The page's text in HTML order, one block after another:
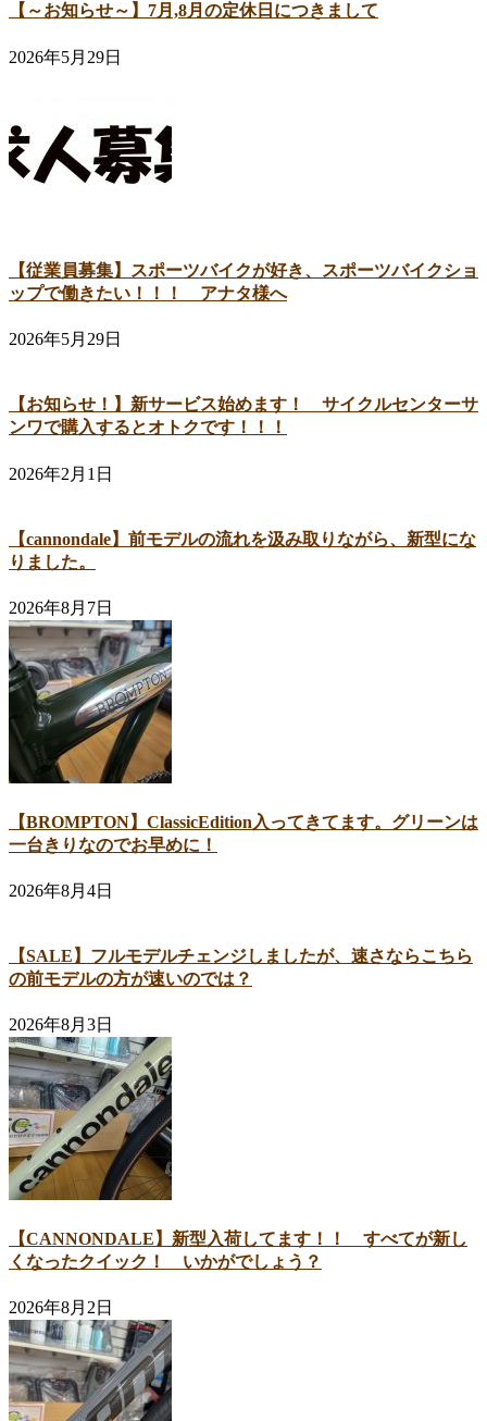
【～お知らせ～】7月,8月の定休日につきまして
2026年5月29日
【従業員募集】スポーツバイクが好き、スポーツバイクショ
ップで働きたい！！！ アナタ様へ
2026年5月29日
【お知らせ！】新サービス始めます！ サイクルセンターサ
ンワで購入するとオトクです！！！
2026年2月1日
【cannondale】前モデルの流れを汲み取りながら、新型にな
りました。
2026年8月7日
【BROMPTON】ClassicEdition入ってきてます。グリーンは
一台きりなのでお早めに！
2026年8月4日
【SALE】フルモデルチェンジしましたが、速さならこちら
の前モデルの方が速いのでは？
2026年8月3日
【CANNONDALE】新型入荷してます！！ すべてが新し
くなったクイック！ いかがでしょう？
2026年8月2日